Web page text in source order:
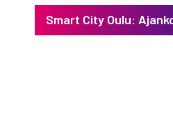
Smart City Oulu: